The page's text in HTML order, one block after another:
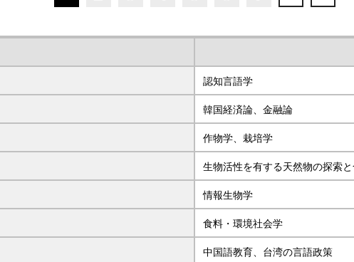
認知言語学
韓国経済論、金融論
作物学、栽培学
生物活性を有する天然物の探索
情報生物学
食料・環境社会学
中国語教育、台湾の言語政策